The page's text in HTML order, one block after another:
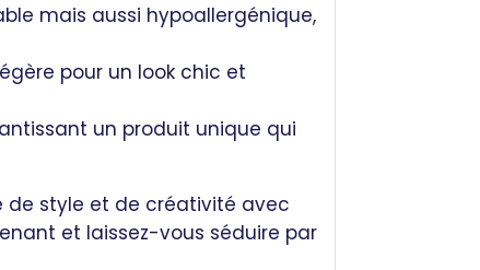
mais aussi hypoallergénique,
pour un look chic et
un produit unique qui
de style et de créativité avec
et laissez-vous séduire par